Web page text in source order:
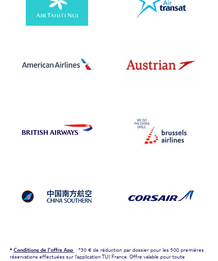
* Conditions de l'offre App : *30 € de réduction par dossier pour les 500 premières
réservations effectuées sur l'application TUI France. Offre valable pour toute